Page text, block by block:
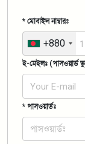
* মোবাইল নাম্বারঃ
+880
ই-মেইলঃ (পাসওয়ার্ড
* পাসওয়ার্ডঃ